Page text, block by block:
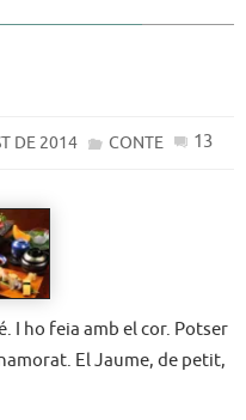
DE 2014 CONTE 13
I ho feia amb el cor. Potser
El Jaume, de petit,